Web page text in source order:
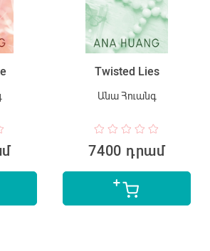
Twisted Lies
Անա Հուանգ
7400 դրամ